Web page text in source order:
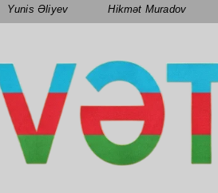
Yunis Əliyev Hikmət Muradov